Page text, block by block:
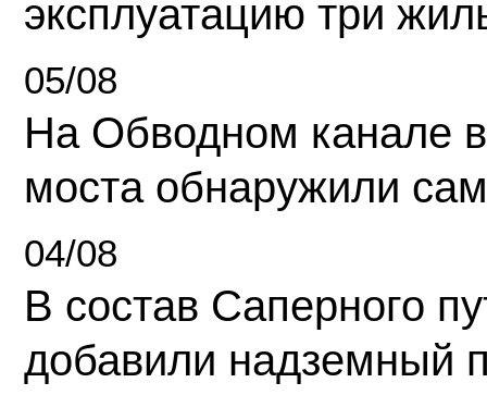
эксплуатацию три
05/08
На Обводном канале
моста обнаружили
04/08
В состав Саперного
добавили надземный